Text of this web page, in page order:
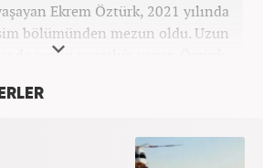
Ekrem Öztürk, 2021 yılında
bölümünden mezun oldu. Uzun
metin yazarlığı yapan Öztürk,
"Muhabir - Editör" olarak görev
günümüz insan ilişkilerinde
değerleri meslek hayatında da ön